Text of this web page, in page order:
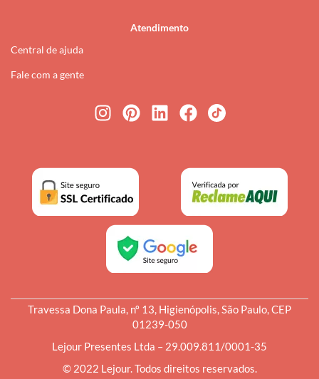
Atendimento
Central de ajuda
Fale com a gente
Travessa Dona Paula, nº 13, Higienópolis, São Paulo, CEP
01239-050
Lejour Presentes Ltda – 29.009.811/0001-35
© 2022 Lejour. Todos direitos reservados.